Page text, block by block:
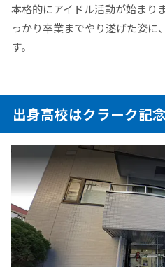
本格的にアイドル活動が始まり
っかり卒業までやり遂げた姿に
す。
出身高校はクラーク記